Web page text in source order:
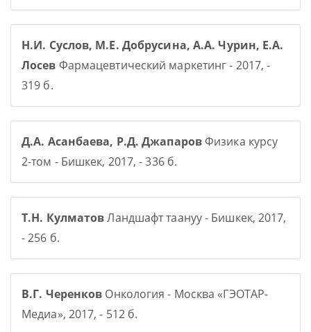
Н.И. Суслов, М.Е. Добрусина, А.А. Чурин, Е.А.
Лосев Фармацевтический маркетинг - 2017, -
319 б.
Д.А. Асанбаева, Р.Д. ДжапаровФизика курсу
2-том - Бишкек, 2017, - 336 б.
Т.Н. КулматовЛандшафт таануу - Бишкек, 2017,
- 256 б.
В.Г. Черенков Онкология - Москва «ГЭОТАР-
Медиа», 2017, - 512 б.